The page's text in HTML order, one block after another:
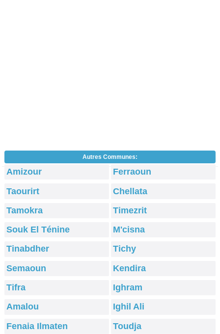
Autres Communes:
Amizour
Ferraoun
Taourirt
Chellata
Tamokra
Timezrit
Souk El Ténine
M'cisna
Tinabdher
Tichy
Semaoun
Kendira
Tifra
Ighram
Amalou
Ighil Ali
Fenaia Ilmaten
Toudja